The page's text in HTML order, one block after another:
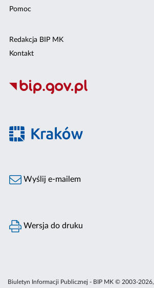
Pomoc
Redakcja BIP MK
Kontakt
Wyślij e-mailem
Wersja do druku
Biuletyn Informacji Publicznej - BIP MK © 2003-2026,